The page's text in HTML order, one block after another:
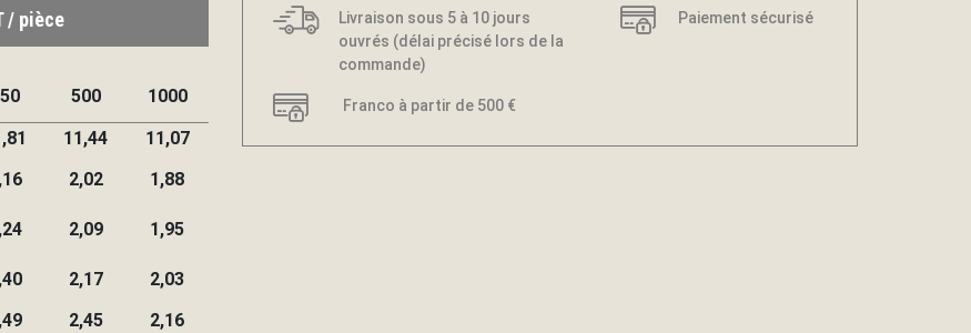
/ pièce
500 1000
11,44
11,07
2,02 1,88
2,09 1,95
2,17 2,03
2,45
2,16
Livraison sous 5 à 10 jours
ouvrés (délai précisé lors de la
commande)
Paiement sécurisé
Franco à partir de 500 €